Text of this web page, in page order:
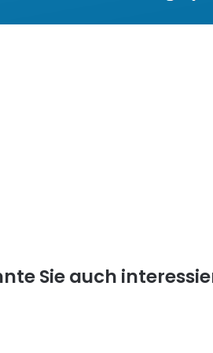
Sie auch